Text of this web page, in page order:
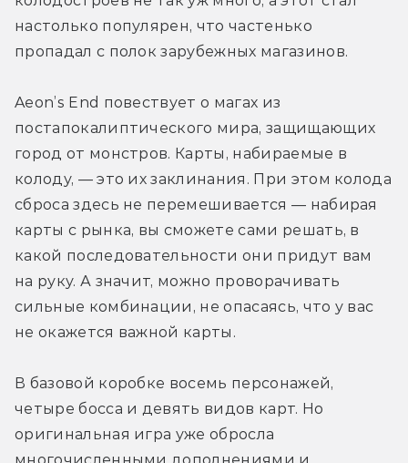
настолько популярен, что частенько
пропадал с полок зарубежных магазинов.
Aeon’s End повествует о магах из
постапокалиптического мира, защищающих
город от монстров. Карты, набираемые в
колоду, — это их заклинания. При этом колода
сброса здесь не перемешивается — набирая
карты с рынка, вы сможете сами решать, в
какой последовательности они придут вам
на руку. А значит, можно проворачивать
сильные комбинации, не опасаясь, что у вас
не окажется важной карты.
В базовой коробке восемь персонажей,
четыре босса и девять видов карт. Но
оригинальная игра уже обросла